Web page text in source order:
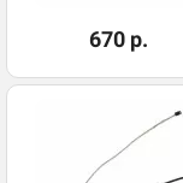
670 р.